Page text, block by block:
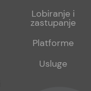
sub
Lobiranje i
zastupanje
Platforme
Usluge